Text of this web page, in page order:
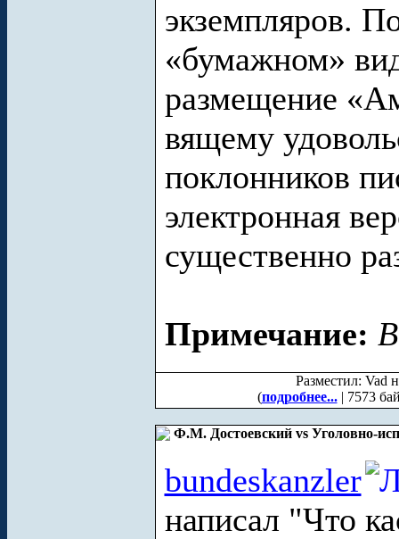
экземпляров.
«бумажном»
размещение
вящему
поклонников
электронная
существенно
Примечание:
Разместил: Vad
(подробнее...| 7573
Ф.М. Достоевский vs Уголовно-
bundeskanzler
написал "Что